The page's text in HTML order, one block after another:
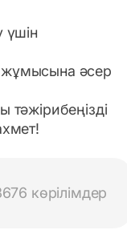
үшін
жұмысына әсер
тәжірибеңізді
көрілімдер